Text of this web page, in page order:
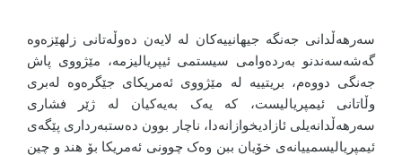
سەرهەڵدانی جەنگە جیهانییەکان لە لایەن دەوڵەتانی زلهێزەوە
گەشەسەندنو بەردەوامی سیستمی ئیپریالیزمە، مێژووی پاش
جەنگی دووەم، بریتییە لە مێژووی ئەمریکای جێگرەوە لەبری
وڵاتانی ئیمپریالیست، کە یەک بەیەکیان لە ژێر فشاری
سەرهەڵدانەیلی ئازادیخوازانەدا، ناچار بوون دەستبەرداری پێگەی
ئیمپریالیسمییانەی خۆیان ببن وەک چوونی ئەمریکا بۆ هند و چین